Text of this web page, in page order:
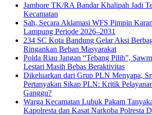
Jambore TK/RA Bandar Khalipah Jadi
Kecamatan
Sah, Secara Aklamasi WFS Pimpin
Lampung Periode 2026–2031
234 SC Kota Bandung Gelar Aksi
Ringankan Beban Masyarakat
Polda Riau Jangan “Tebang Pilih”,
Lestari Masih Bebas Beraktivitas
Dikeluarkan dari Grup PLN Menyapa,
Pertanyakan Sikap PLN: Kritik
Ganggu?
Warga Kecamatan Lubuk Pakam
Kapolresta dan Kasat Narkoba Polresta